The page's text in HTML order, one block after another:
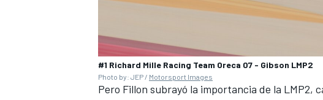
#1 Richard Mille Racing Team Oreca 07 - Gibson LMP2
Photo by: JEP / Motorsport Images
Pero Fillon subrayó la importancia de la LMP2,